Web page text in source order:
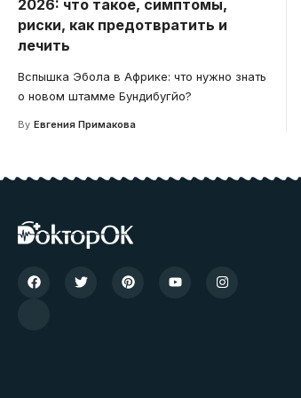
2026: что такое, симптомы,
риски, как предотвратить и
лечить
Вспышка Эбола в Африке: что нужно знать
о новом штамме Бундибугйо?
By Евгения Примакова